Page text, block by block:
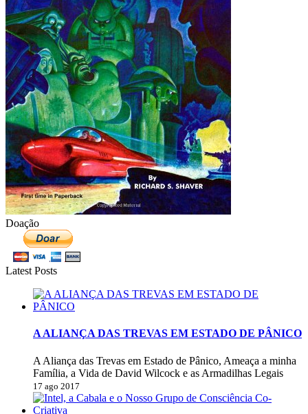
Doação
Latest Posts
A ALIANÇA DAS TREVAS EM ESTADO DE PÂNICO
A Aliança das Trevas em Estado de Pânico, Ameaça a minha
Família, a Vida de David Wilcock e as Armadilhas Legais
17 ago 2017